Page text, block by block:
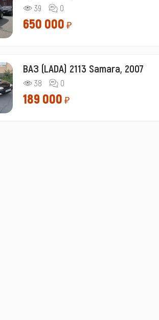
39 0
650 000 ₽
ВАЗ (LADA) 2113 Samara, 2007
38 0
189 000 ₽